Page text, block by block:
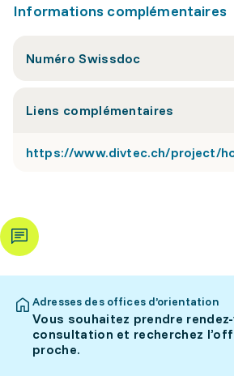
Informations complémentaires
Numéro Swissdoc
Liens complémentaires
https://www.divtec.ch/project/
Adresses des offices d’orientation
Vous souhaitez prendre
consultation et recherchez
proche.